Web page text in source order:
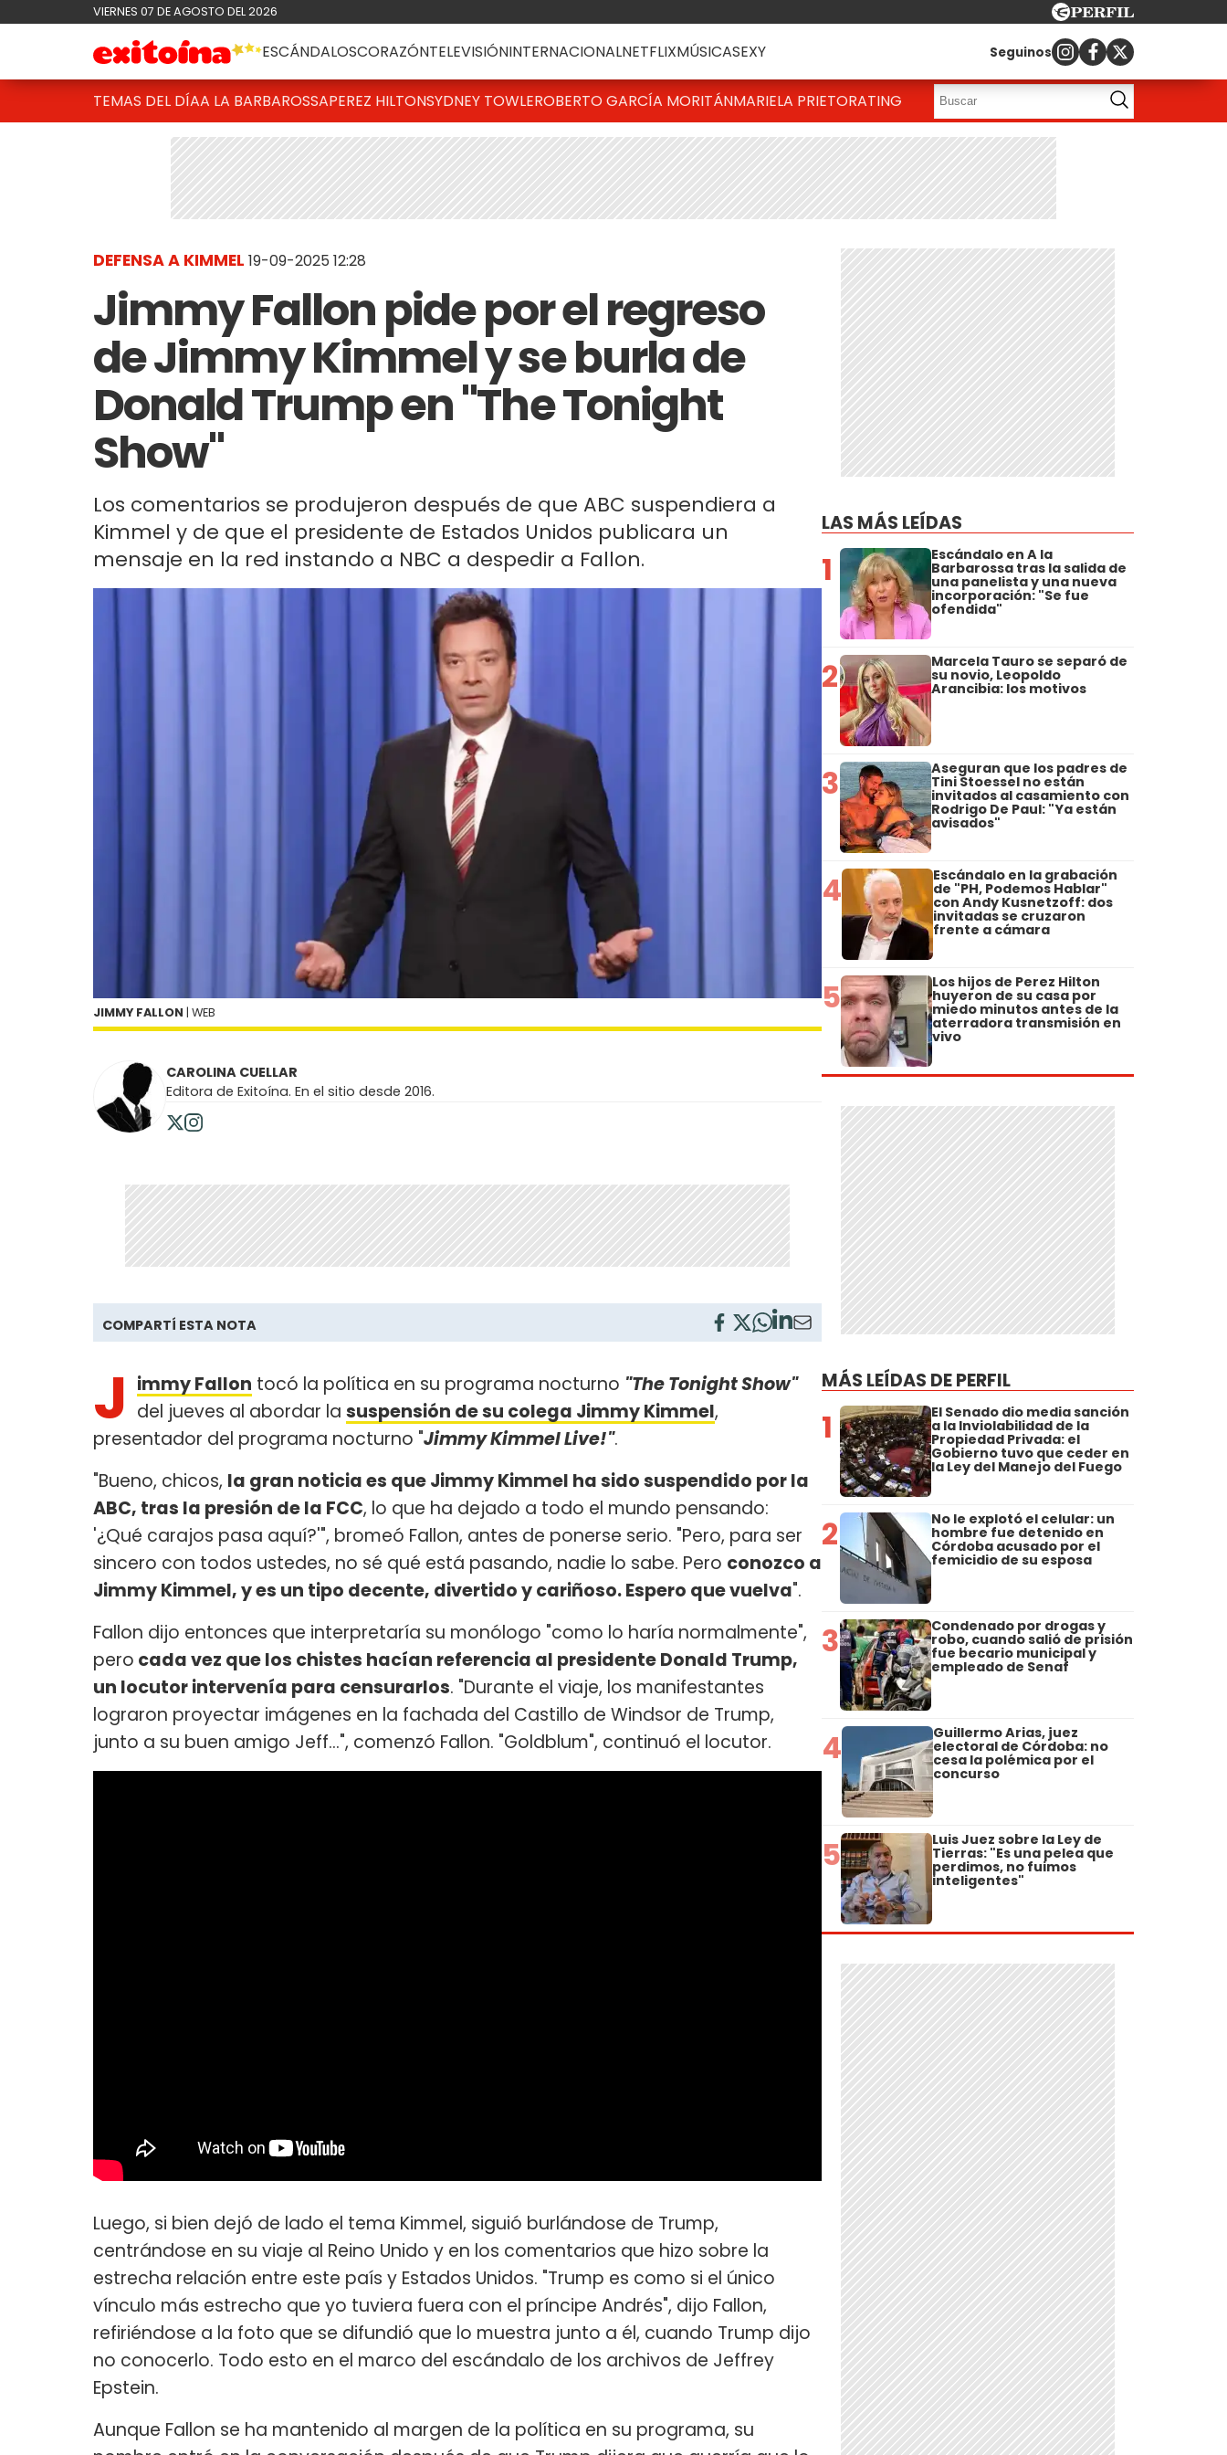
VIERNES 07 DE AGOSTO DEL 2026
ESCÁNDALOSCORAZÓNTELEVISIÓNINTERNACIONALNETFLIXMÚSICASEXY Seguinos
TEMAS DEL DÍAA LA BARBAROSSAPEREZ HILTONSYDNEY TOWLEROBERTO GARCÍA MORITÁNMARIELA PRIETORATING
DEFENSA A KIMMEL 19-09-2025 12:28
Jimmy Fallon pide por el regreso
de Jimmy Kimmel y se burla de
Donald Trump en "The Tonight
Show"
Los comentarios se produjeron después de que ABC suspendiera a
Kimmel y de que el presidente de Estados Unidos publicara un
mensaje en la red instando a NBC a despedir a Fallon.
JIMMY FALLON | WEB
CAROLINA CUELLAR
Editora de Exitoína. En el sitio desde 2016.
COMPARTÍ ESTA NOTA
J immy Fallon tocó la política en su programa nocturno "The Tonight Show"
del jueves al abordar la suspensión de su colega Jimmy Kimmel,
presentador del programa nocturno "Jimmy Kimmel Live!".
"Bueno, chicos, la gran noticia es que Jimmy Kimmel ha sido suspendido por la
ABC, tras la presión de la FCC, lo que ha dejado a todo el mundo pensando:
'¿Qué carajos pasa aquí?'", bromeó Fallon, antes de ponerse serio. "Pero, para ser
sincero con todos ustedes, no sé qué está pasando, nadie lo sabe. Pero conozco a
Jimmy Kimmel, y es un tipo decente, divertido y cariñoso. Espero que vuelva".
Fallon dijo entonces que interpretaría su monólogo "como lo haría normalmente",
pero cada vez que los chistes hacían referencia al presidente Donald Trump,
un locutor intervenía para censurarlos. "Durante el viaje, los manifestantes
lograron proyectar imágenes en la fachada del Castillo de Windsor de Trump,
junto a su buen amigo Jeff...", comenzó Fallon. "Goldblum", continuó el locutor.
Luego, si bien dejó de lado el tema Kimmel, siguió burlándose de Trump,
centrándose en su viaje al Reino Unido y en los comentarios que hizo sobre la
estrecha relación entre este país y Estados Unidos. "Trump es como si el único
vínculo más estrecho que yo tuviera fuera con el príncipe Andrés", dijo Fallon,
refiriéndose a la foto que se difundió que lo muestra junto a él, cuando Trump dijo
no conocerlo. Todo esto en el marco del escándalo de los archivos de Jeffrey
Epstein.
Aunque Fallon se ha mantenido al margen de la política en su programa, su
LAS MÁS LEÍDAS
1 Escándalo en A la
Barbarossa tras la salida de
una panelista y una nueva
incorporación: "Se fue
ofendida"
2 Marcela Tauro se separó de
su novio, Leopoldo
Arancibia: los motivos
3 Aseguran que los padres de
Tini Stoessel no están
invitados al casamiento con
Rodrigo De Paul: "Ya están
avisados"
4 Escándalo en la grabación
de "PH, Podemos Hablar"
con Andy Kusnetzoff: dos
invitadas se cruzaron
frente a cámara
5 Los hijos de Perez Hilton
huyeron de su casa por
miedo minutos antes de la
aterradora transmisión en
vivo
MÁS LEÍDAS DE PERFIL
1 El Senado dio media sanción
a la Inviolabilidad de la
Propiedad Privada: el
Gobierno tuvo que ceder en
la Ley del Manejo del Fuego
2 No le explotó el celular: un
hombre fue detenido en
Córdoba acusado por el
femicidio de su esposa
3 Condenado por drogas y
robo, cuando salió de prisión
fue becario municipal y
empleado de Senaf
4 Guillermo Arias, juez
electoral de Córdoba: no
cesa la polémica por el
concurso
5 Luis Juez sobre la Ley de
Tierras: "Es una pelea que
perdimos, no fuimos
inteligentes"